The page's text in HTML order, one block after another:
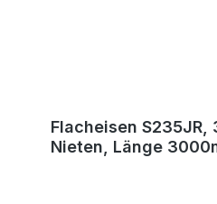
Flacheisen
Nieten, Länge